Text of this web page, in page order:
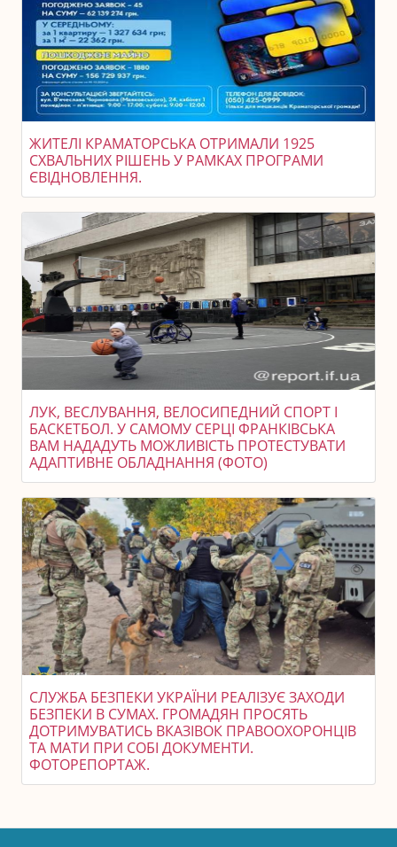
ЖИТЕЛІ КРАМАТОРСЬКА ОТРИМАЛИ 1925
СХВАЛЬНИХ РІШЕНЬ У РАМКАХ ПРОГРАМИ
ЄВІДНОВЛЕННЯ.
ЛУК, ВЕСЛУВАННЯ, ВЕЛОСИПЕДНИЙ СПОРТ І
БАСКЕТБОЛ. У САМОМУ СЕРЦІ ФРАНКІВСЬКА
ВАМ НАДАДУТЬ МОЖЛИВІСТЬ ПРОТЕСТУВАТИ
АДАПТИВНЕ ОБЛАДНАННЯ (ФОТО)
СЛУЖБА БЕЗПЕКИ УКРАЇНИ РЕАЛІЗУЄ ЗАХОДИ
БЕЗПЕКИ В СУМАХ. ГРОМАДЯН ПРОСЯТЬ
ДОТРИМУВАТИСЬ ВКАЗІВОК ПРАВООХОРОНЦІВ
ТА МАТИ ПРИ СОБІ ДОКУМЕНТИ.
ФОТОРЕПОРТАЖ.